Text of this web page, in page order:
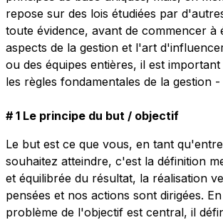
repose sur des lois étudiées par
toute évidence, avant de commencer à
aspects de la gestion et l'art
ou des équipes entières, il est
les règles fondamentales de la gestion
# 1 Le principe du but / objectif
Le but est ce que vous, en tant
souhaitez atteindre, c'est la définition
et équilibrée du résultat, la réalisation
pensées et nos actions sont dirigées.
problème de l'objectif est central, il